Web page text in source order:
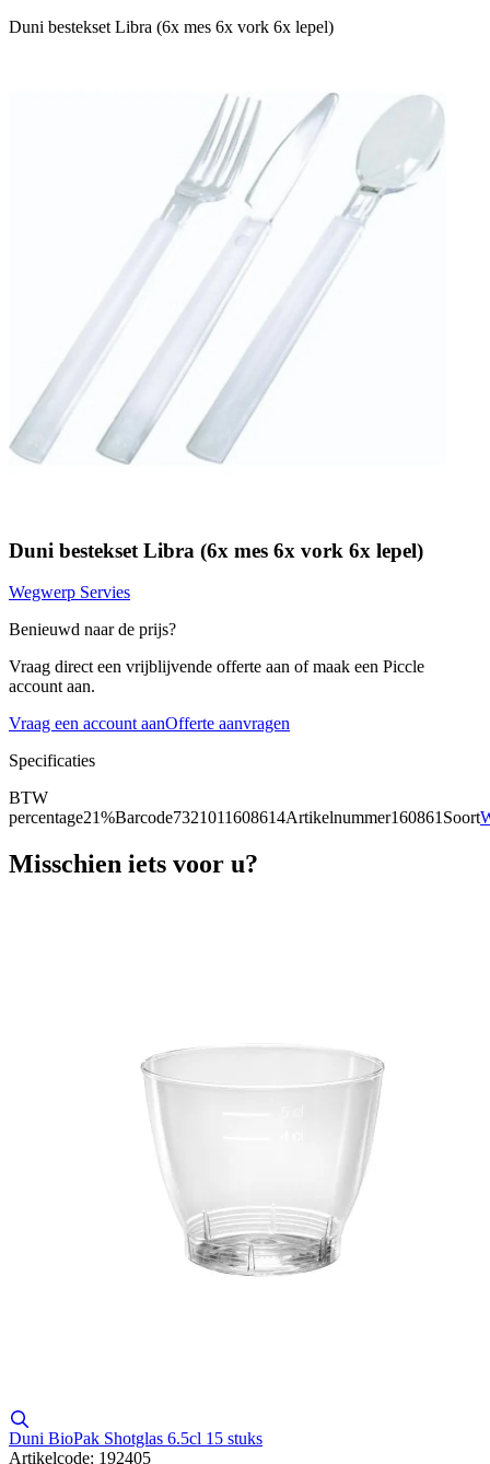
Duni bestekset Libra (6x mes 6x vork 6x lepel)
Duni bestekset Libra (6x mes 6x vork 6x lepel)
Wegwerp Servies
Benieuwd naar de prijs?
Vraag direct een vrijblijvende offerte aan of maak een Piccle
account aan.
Vraag een account aanOfferte aanvragen
Specificaties
BTW
percentage21%Barcode7321011608614Artikelnummer160861Soort
Misschien iets voor u?
Duni BioPak Shotglas 6.5cl 15 stuks
Artikelcode: 192405